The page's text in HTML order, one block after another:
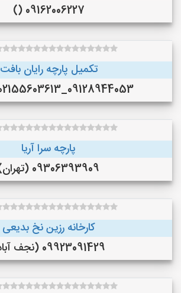
09162006227 ()
تکمیل پارچه رایان بافت
09128944053_02155603613 (تهران)
پارچه سرا آریا
09306393909 (تهران)
کارخانه رزین نخ بدیعی
09923091429 (نجف‌ آباد)